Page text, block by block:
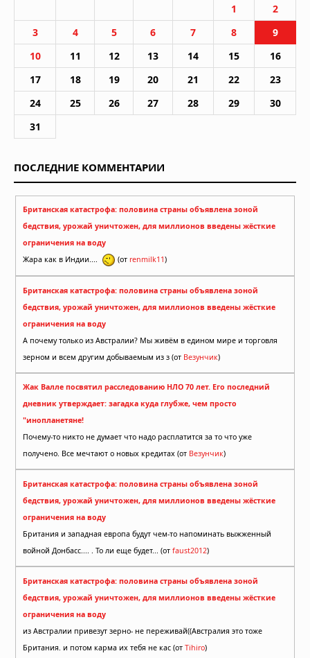
1
2
3
4 5 6 7 8
9
10
11 12 13 14 15
16
17
18 19 20 21 22
23
24
25 26 27 28 29
30
31
ПОСЛЕДНИЕ КОММЕНТАРИИ
Британская катастрофа: половина страны объявлена зоной
бедствия, урожай уничтожен, для миллионов введены жёсткие
ограничения на воду
Жара как в Индии....
(от renmilk11)
Британская катастрофа: половина страны объявлена зоной
бедствия, урожай уничтожен, для миллионов введены жёсткие
ограничения на воду
А почему только из Австралии? Мы живём в едином мире и торговля
зерном и всем другим добываемым из з (от Везунчик)
Жак Валле посвятил расследованию НЛО 70 лет. Его последний
дневник утверждает: загадка куда глубже, чем просто
"инопланетяне!
Почему-то никто не думает что надо расплатится за то что уже
получено. Все мечтают о новых кредитах (от Везунчик)
Британская катастрофа: половина страны объявлена зоной
бедствия, урожай уничтожен, для миллионов введены жёсткие
ограничения на воду
Британия и западная европа будут чем-то напоминать выжженный
войной Донбасс.... . То ли еще будет... (от faust2012)
Британская катастрофа: половина страны объявлена зоной
бедствия, урожай уничтожен, для миллионов введены жёсткие
ограничения на воду
из Австралии привезут зерно- не переживай((Австралия это тоже
Британия. и потом карма их тебя не кас (от Tihiro)